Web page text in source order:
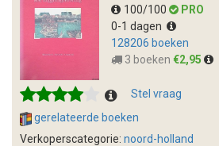
100/100
PRO
0-1 dagen
128206 boeken
3 boeken €2,95
Stel vraag
gerelateerde boeken
Verkoperscategorie: noord-holland